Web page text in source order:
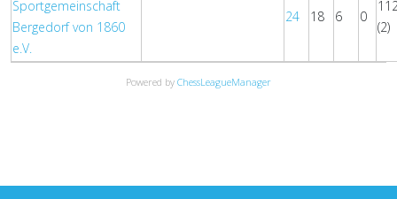
Sportgemeinschaft
Bergedorf von 1860
e.V.
24 18 6 0
(2)
Powered by ChessLeagueManager